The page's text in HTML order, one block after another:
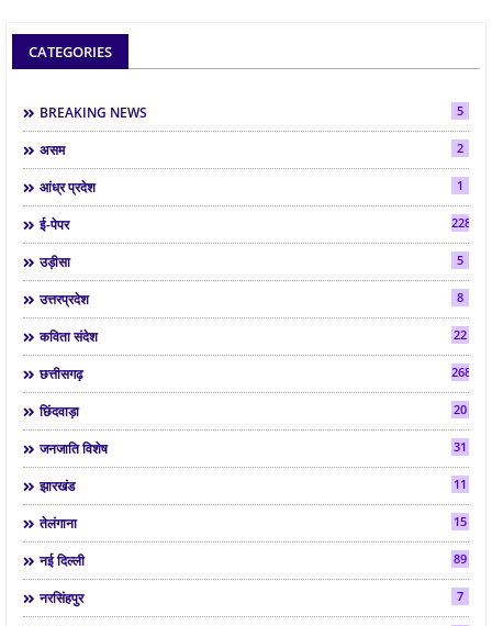
CATEGORIES
BREAKING NEWS 5
असम 2
आंध्र प्रदेश 1
ई-पेपर 2286
उड़ीसा 5
उत्तरप्रदेश 8
कविता संदेश 22
छत्तीसगढ़ 268
छिंदवाड़ा 20
जनजाति विशेष 31
झारखंड 11
तेलंगाना 15
नई दिल्ली 89
नरसिंहपुर 7